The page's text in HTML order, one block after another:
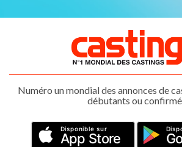
Numéro un mondial des annonces de
débutants ou
Disponible sur
App Store